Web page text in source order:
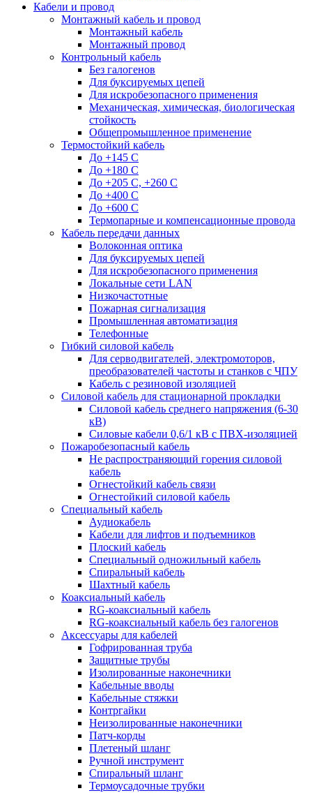
Кабели и провод
Монтажный кабель и провод
Монтажный кабель
Монтажный провод
Контрольный кабель
Без галогенов
Для буксируемых цепей
Для искробезопасного применения
Механическая, химическая, биологическая
стойкость
Общепромышленное применение
Термостойкий кабель
До +145 С
До +180 C
До +205 С, +260 С
До +400 C
До +600 С
Термопарные и компенсационные провода
Кабель передачи данных
Волоконная оптика
Для буксируемых цепей
Для искробезопасного применения
Локальные сети LAN
Низкочастотные
Пожарная сигнализация
Промышленная автоматизация
Телефонные
Гибкий силовой кабель
Для серводвигателей, электромоторов,
преобразователей частоты и станков с ЧПУ
Кабель с резиновой изоляцией
Силовой кабель для стационарной прокладки
Силовой кабель среднего напряжения (6-30
кВ)
Силовые кабели 0,6/1 кВ с ПВХ-изоляцией
Пожаробезопасный кабель
Не распространяющий горения силовой
кабель
Огнестойкий кабель связи
Огнестойкий силовой кабель
Специальный кабель
Аудиокабель
Кабели для лифтов и подъемников
Плоский кабель
Специальный одножильный кабель
Спиральный кабель
Шахтный кабель
Коаксиальный кабель
RG-коаксиальный кабель
RG-коаксиальный кабель без галогенов
Аксессуары для кабелей
Гофрированная труба
Защитные трубы
Изолированные наконечники
Кабельные вводы
Кабельные стяжки
Контргайки
Неизолированные наконечники
Патч-корды
Плетеный шланг
Ручной инструмент
Спиральный шланг
Термоусадочные трубки